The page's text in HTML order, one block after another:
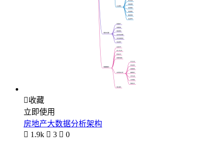
收藏
立即使用
房地产大数据分析架构
 1.9k  3  0